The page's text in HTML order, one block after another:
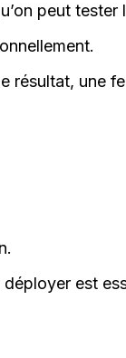
peut tester
résultat, une
est